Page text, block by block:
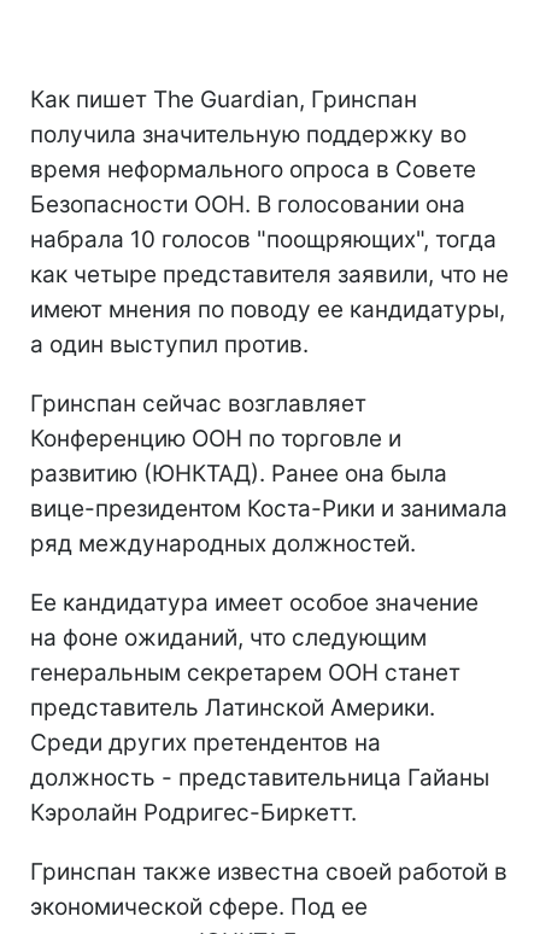
Как пишет The Guardian, Гринспан
получила значительную поддержку во
время неформального опроса в Совете
Безопасности ООН. В голосовании она
набрала 10 голосов "поощряющих", тогда
как четыре представителя заявили, что не
имеют мнения по поводу ее кандидатуры,
а один выступил против.
Гринспан сейчас возглавляет
Конференцию ООН по торговле и
развитию (ЮНКТАД). Ранее она была
вице-президентом Коста-Рики и занимала
ряд международных должностей.
Ее кандидатура имеет особое значение
на фоне ожиданий, что следующим
генеральным секретарем ООН станет
представитель Латинской Америки.
Среди других претендентов на
должность - представительница Гайаны
Кэролайн Родригес-Биркетт.
Гринспан также известна своей работой в
экономической сфере. Под ее